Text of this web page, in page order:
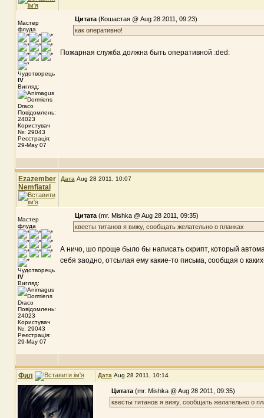
Мастер
флуда
Чудотворець
IV
Вигляд:
Повідомлень:
24023
Користувач
№: 29043
Реєстрація:
29-May 07
Цитата (Кошастая @ Aug 28 2011, 09:23)
как оперативно!
Пожарная служба должна быть оперативной :ded:
Ezazember
Nemfiatal
ДатаAug 28 2011, 10:07
Мастер
флуда
Чудотворець
IV
Вигляд:
Повідомлень:
24023
Користувач
№: 29043
Реєстрація:
29-May 07
Цитата (mr. Mishka @ Aug 28 2011, 09:35)
квесты титанов я вижу, сообщать желательно о планках
А ничо, шо проще было бы написать скрипт, который
себя заодно, отсылая ему какие-то письма, сообщая о
Фил ДатаAug 28 2011, 10:14
Цитата(mr. Mishka @ Aug 28 2011, 09:35)
квесты титанов я вижу, сообщать желательно о